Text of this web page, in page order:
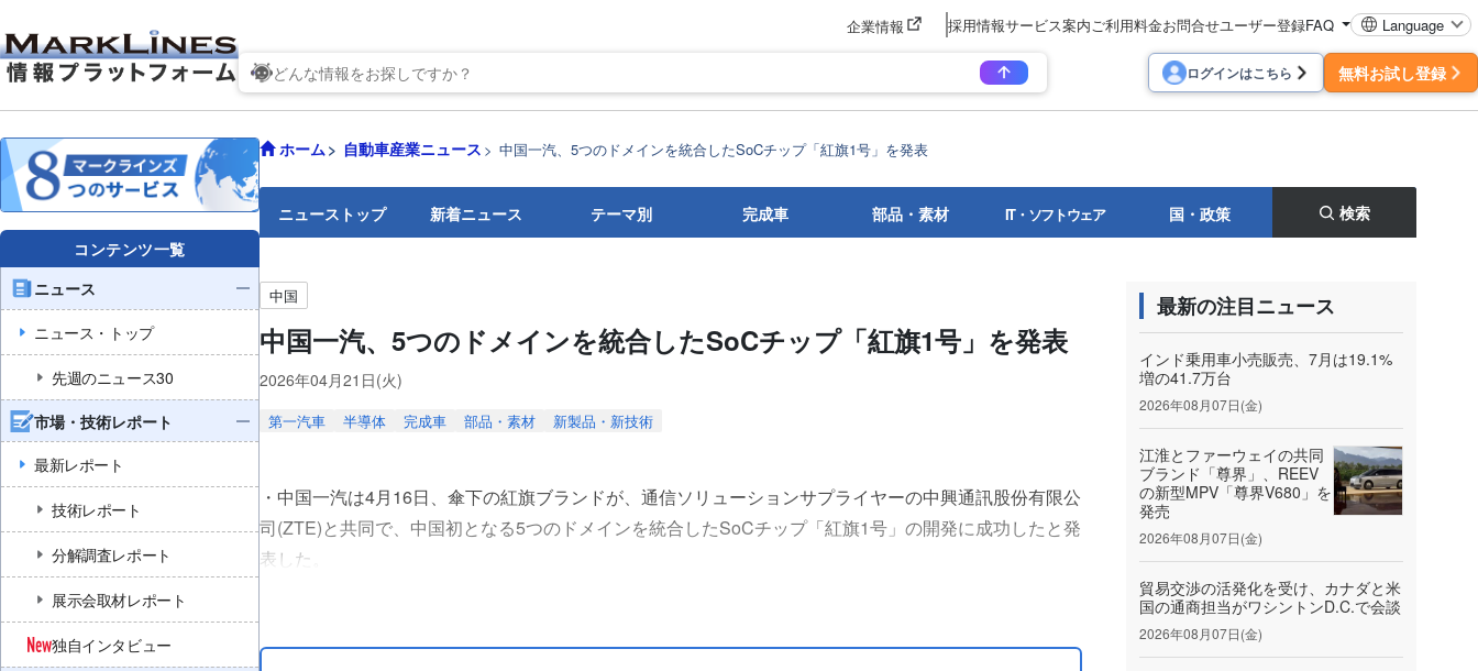
企業情報 採用情報サービス案内 ご利用料金お問合せユーザー登録FAQ Language
ログインはこちら 無料お試し登録
コンテンツ一覧
ニュース
ニュース・トップ
先週のニュース30
市場・技術レポート
最新レポート
技術レポート
分解調査レポート
展示会取材レポート
独自インタビュー
ホーム 自動車産業ニュース 中国一汽、5つのドメインを統合したSoCチップ「紅旗1号」を発表
ニューストップ 新着ニュース テーマ別 完成車 部品・素材 IT・ソフトウェア 国・政策 検索
中国
中国一汽、5つのドメインを統合したSoCチップ「紅旗1号」を発表
2026年04月21日(火)
第一汽車 半導体 完成車 部品・素材 新製品・新技術
・中国一汽は4月16日、傘下の紅旗ブランドが、通信ソリューションサプライヤーの中興通訊股份有限公
司(ZTE)と共同で、中国初となる5つのドメインを統合したSoCチップ「紅旗1号」の開発に成功したと発
表した。
能ドメインを1つのチップに集約し、コック....
最新の注目ニュース
インド乗用車小売販売、7月は19.1%
増の41.7万台
2026年08月07日(金)
江淮とファーウェイの共同
ブランド「尊界」、REEV
の新型MPV「尊界V680」を
発売
2026年08月07日(金)
貿易交渉の活発化を受け、カナダと米
国の通商担当がワシントンD.C.で会談
2026年08月07日(金)